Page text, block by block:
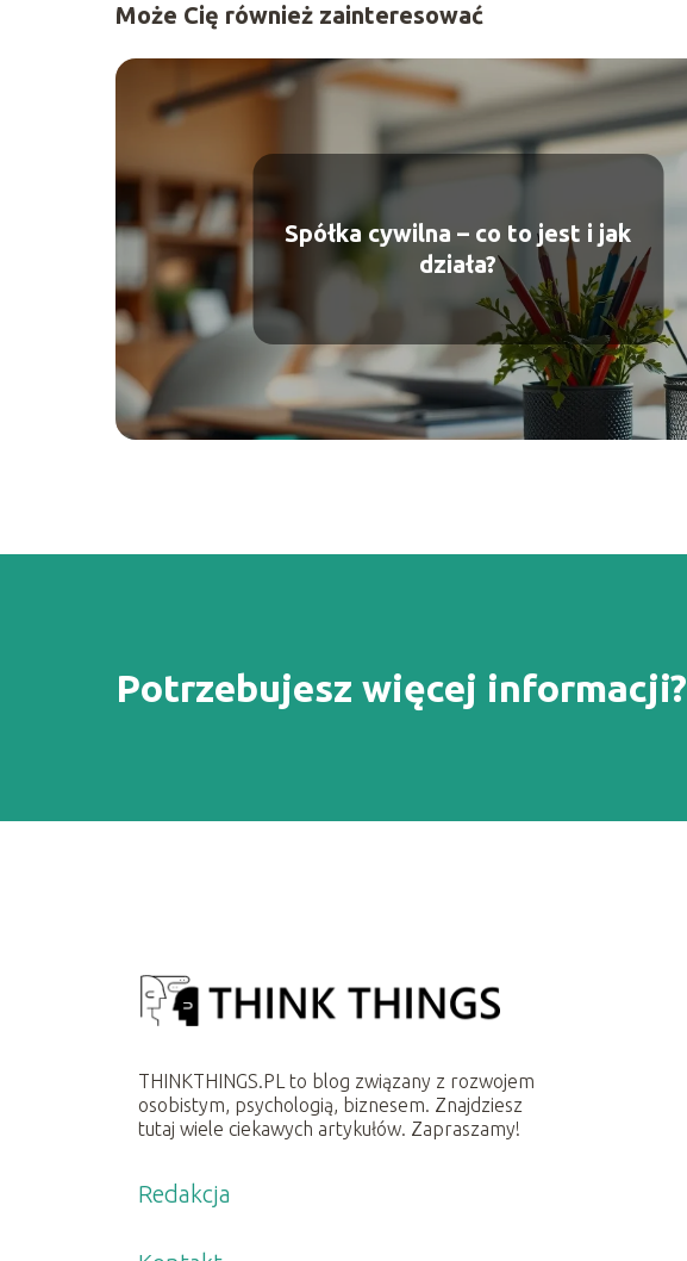
Może Cię również zainteresować
Spółka cywilna – co to jest i jak
działa?
Potrzebujesz więcej informacji?
THINKTHINGS.PL to blog związany z rozwojem
osobistym, psychologią, biznesem. Znajdziesz
tutaj wiele ciekawych artykułów. Zapraszamy!
Redakcja